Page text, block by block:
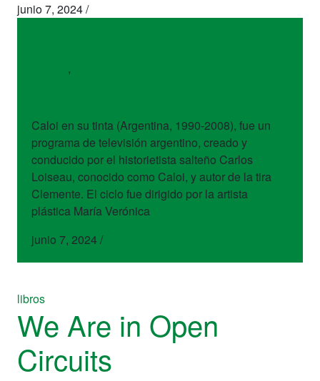
junio 7, 2024/
,
Caloi en su tinta (Argentina, 1990-2008), fue un
programa de televisión argentino, creado y
conducido por el historietista salteño Carlos
Loiseau, conocido como Caloi, y autor de la tira
Clemente. El ciclo fue dirigido por la artista
plástica María Verónica
junio 7, 2024/
libros
We Are in Open
Circuits